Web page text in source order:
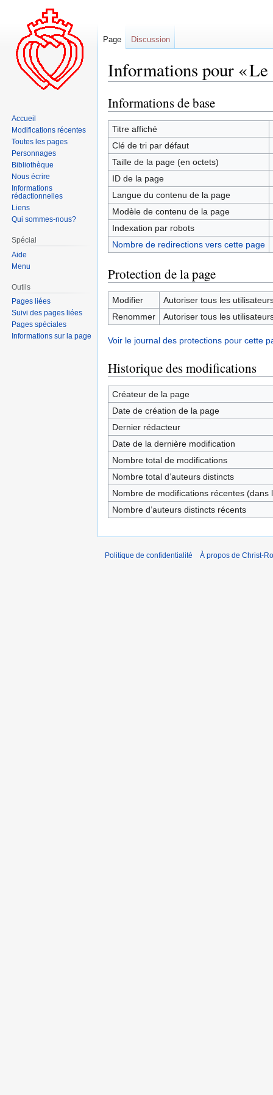
Informations pour «
Aller
à
la
navigation
Aller
à
la
recherche
Informations de base
Titre affiché
Clé de tri par défaut
Taille de la page (en octets)
ID de la page
Langue du contenu de la page
Modèle de contenu de la page
Indexation par robots
Nombre de redirections vers cette page
Protection de la page
Modifier
Autoriser tous les
Renommer
Autoriser tous les
Voir le journal des protections pour cette
Historique des modifications
Créateur de la page
Date de création de la page
Dernier rédacteur
Date de la dernière modification
Nombre total de modifications
Nombre total d’auteurs distincts
Nombre de modifications récentes (dans
Nombre d’auteurs distincts récents
Page Discussion
Accueil
Modifications récentes
Toutes les pages
Personnages
Bibliothèque
Nous écrire
Informations
rédactionnelles
Liens
Qui sommes-nous?
Spécial
Aide
Menu
Outils
Pages liées
Suivi des pages liées
Pages spéciales
Informations sur la page
Politique de confidentialité À propos de Christ-